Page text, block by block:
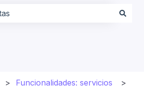
Funcionalidades: servicios